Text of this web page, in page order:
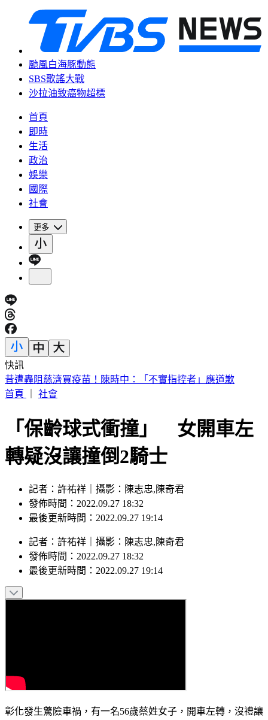
颱風白海豚動態
SBS歌謠大戰
沙拉油致癌物超標
首頁
即時
生活
政治
娛樂
國際
社會
更多
快訊
14:30白海豚颱風海警！父親節針對「這縣市」發陸警
首頁
社會
「保齡球式衝撞」 女開車左
轉疑沒讓撞倒2騎士
記者：許祐祥｜攝影：陳志忠,陳奇君
發佈時間：2022.09.27 18:32
最後更新時間：2022.09.27 19:14
記者 ： 許祐祥 攝影 ： 陳志忠,陳奇君
發佈時間： 2022.09.27 18:32
最後更新時間： 2022.09.27 19:14
彰化發生驚險車禍，有一名56歲蔡姓女子，開車左轉，沒禮讓